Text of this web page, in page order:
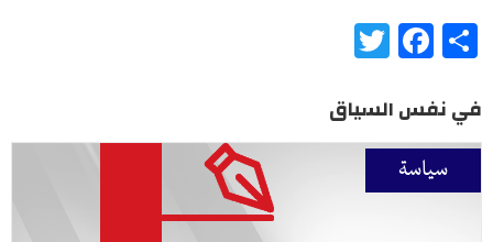
Share
Facebook
في نفس السياق
سياسة